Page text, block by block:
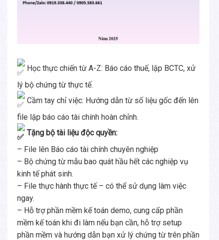
Học thực chiến từ A-Z: Báo cáo thuế, lập BCTC, xử
lý bộ chứng từ thực tế.
Cầm tay chỉ việc: Hướng dẫn từ số liệu gốc đến lên
file lập báo cáo tài chính hoàn chỉnh.
Tặng bộ tài liệu độc quyền:
– File lên Báo cáo tài chính chuyên nghiệp
– Bộ chứng từ mẫu bao quát hầu hết các nghiệp vụ
kinh tế phát sinh.
– File thực hành thực tế – có thể sử dụng làm việc
ngay.
– Hỗ trợ phần mềm kế toán demo, cung cấp phần
mềm kế toán khi đi làm nếu bạn cần, hỗ trợ setup
phần mềm và hướng dẫn bạn xử lý chứng từ trên phần